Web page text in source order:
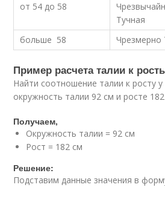
от 54 до 58
Тучная
больше 58
Чрезмерно
Пример расчета талии к
Найти соотношение талии к росту
окружность талии 92 см и росте
Получаем,
Окружность талии = 92 см
Рост = 182 см
Решение:
Подставим данные значения в